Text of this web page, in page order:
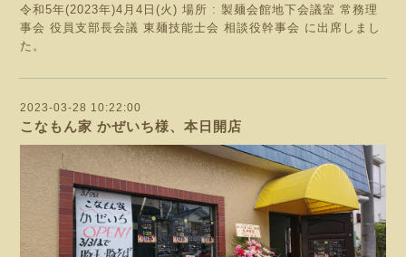
令和5年(2023年)4月4日(火) 場所 : 製麺会館地下会議室 常務理
事会 役員支部長会議 東麺技能士会 相談役幹事会 に出席しまし
た。
2023-03-28 10:22:00
こなもん家 かぜいち様、本日開店